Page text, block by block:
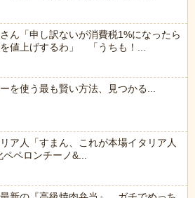
ん「申し訳ないが消費税1%になったら
値上げするわ」 「うちも！...
を使う最も賢い方法、見つかる...
リア人「すまん、これが本場イタリア人
ペロンチーノ&...